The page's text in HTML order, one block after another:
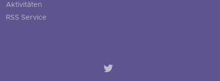
Aktivitäten
RSS Service